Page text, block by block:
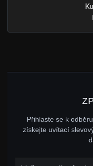
Přihlaste se k
získejte uvítací